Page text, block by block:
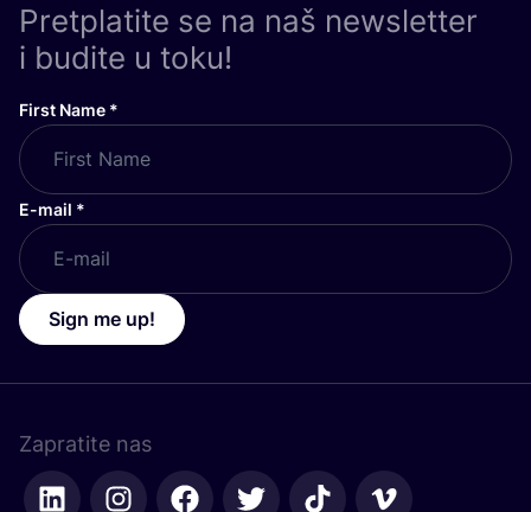
Pretplatite se na naš newsletter
i budite u toku!
First Name *
E-mail *
Sign me up!
Zapratite nas